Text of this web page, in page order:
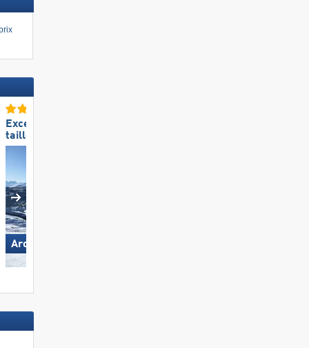
Excellente
taille de domaine skiable
Arosa Lenzerheide